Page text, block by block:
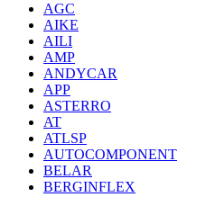
AGC
AIKE
AILI
AMP
ANDYCAR
APP
ASTERRO
AT
ATLSP
AUTOCOMPONENT
BELAR
BERGINFLEX